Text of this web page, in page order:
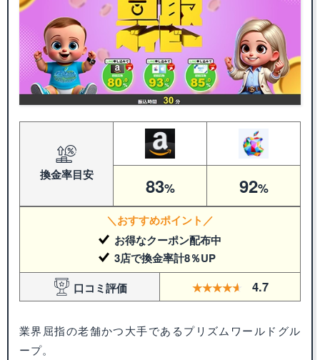
換金率目安 83% 92%
＼おすすめポイント／
お得なクーポン配布中
3店で換金率計8％UP
口コミ評価
4.7
業界屈指の老舗かつ大手であるプリズムワールドグル
ープ。